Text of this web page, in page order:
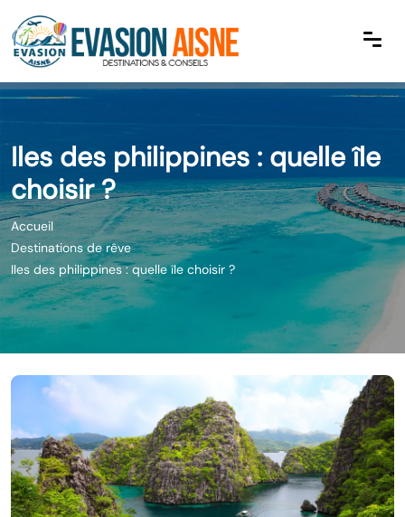
Iles des philippines : quelle île
choisir ?
Accueil
Destinations de rêve
Iles des philippines : quelle île choisir ?